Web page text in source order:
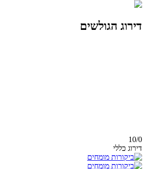
דירוג הגולשים
10/0
דירוג כללי